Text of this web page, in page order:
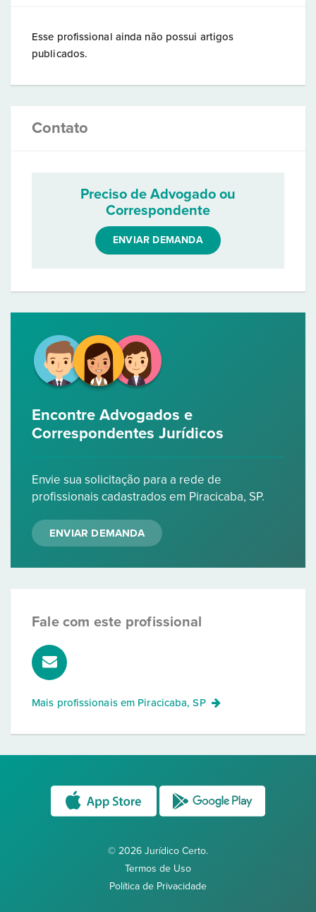
Esse profissional ainda não possui artigos
publicados.
Contato
Preciso de Advogado ou
Correspondente
ENVIAR DEMANDA
Encontre Advogados e
Correspondentes Jurídicos
Envie sua solicitação para a rede de
profissionais cadastrados em Piracicaba, SP.
ENVIAR DEMANDA
Fale com este profissional
Mais profissionais em Piracicaba, SP
© 2026 Jurídico Certo.
Termos de Uso
Política de Privacidade